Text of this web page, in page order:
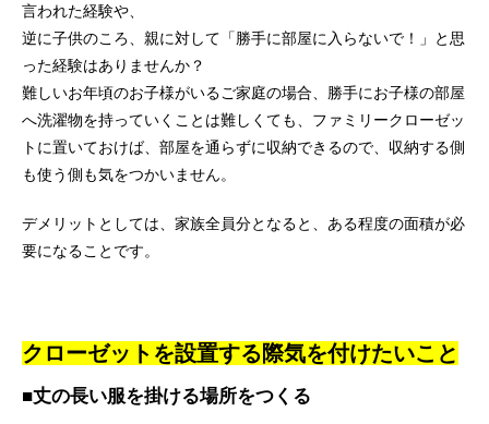
言われた経験や、
逆に子供のころ、親に対して「勝手に部屋に入らないで！」と思
った経験はありませんか？
難しいお年頃のお子様がいるご家庭の場合、勝手にお子様の部屋
へ洗濯物を持っていくことは難しくても、ファミリークローゼッ
トに置いておけば、部屋を通らずに収納できるので、収納する側
も使う側も気をつかいません。
デメリットとしては、家族全員分となると、ある程度の面積が必
要になることです。
クローゼットを設置する際気を付けたいこと
■丈の長い服を掛ける場所をつくる